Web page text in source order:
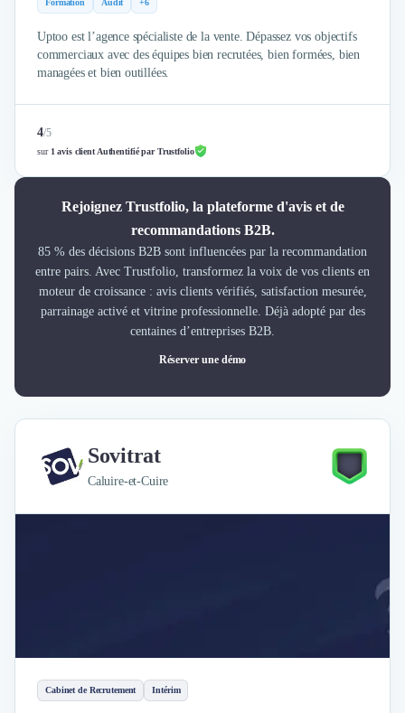
Formation Audit +6
Uptoo est l’agence spécialiste de la vente. Dépassez vos objectifs
commerciaux avec des équipes bien recrutées, bien formées, bien
managées et bien outillées.
4/5
sur 1 avis client Authentifié par Trustfolio
Rejoignez Trustfolio, la plateforme d'avis et de
recommandations B2B.
85 % des décisions B2B sont influencées par la recommandation
entre pairs. Avec Trustfolio, transformez la voix de vos clients en
moteur de croissance : avis clients vérifiés, satisfaction mesurée,
parrainage activé et vitrine professionnelle. Déjà adopté par des
centaines d’entreprises B2B.
Réserver une démo
Sovitrat
Caluire-et-Cuire
Cabinet de Recrutement Intérim